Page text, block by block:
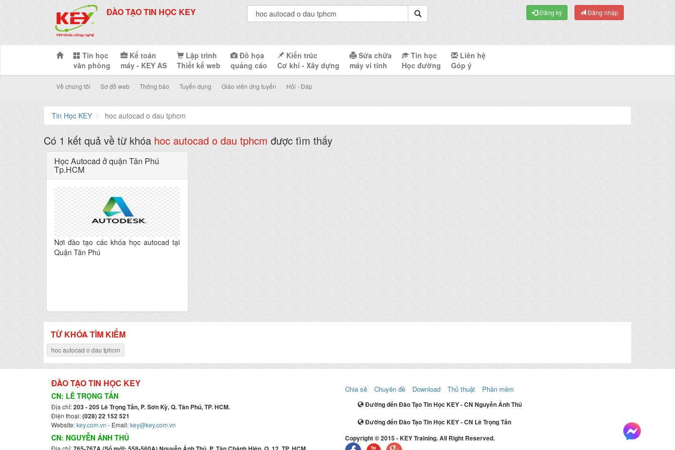
ĐÀO TẠO TIN HỌC KEY Đăng ký Đăng nhập
Tin học
văn phòng
Kế toán
máy - KEY AS
Lập trình
Thiết kế web
Đồ họa
quảng cáo
Kiến trúc
Cơ khí - Xây dựng
Sửa chữa
máy vi tính
Tin học
Học đường
Liên hệ
Góp ý
Về chúng tôi Sơ đồ web Thông báo Tuyển dụng Giáo viên ứng tuyển Hỏi - Đáp
Tin Học KEY hoc autocad o dau tphcm
Có 1 kết quả về từ khóa hoc autocad o dau tphcm được tìm thấy
Học Autocad ở quận Tân Phú
Tp.HCM
Nơi đào tạo các khóa học autocad tại
Quận Tân Phú
TỪ KHÓA TÌM KIẾM
hoc autocad o dau tphcm
ĐÀO TẠO TIN HỌC KEY
CN: LÊ TRỌNG TẤN
Địa chỉ:203 - 205 Lê Trọng Tấn, P. Sơn Kỳ, Q. Tân Phú, TP. HCM.
Điện thoại:(028) 22 152 521
Website:key.com.vn - Email:key@key.com.vn
CN: NGUYỄN ẢNH THỦ
Địa chỉ:
Chia sẻ Chuyên đề Download Thủ thuật Phần mềm
Đường đến Đào Tạo Tin Học KEY - CN Nguyễn Ảnh Thủ
Đường đến Đào Tạo Tin Học KEY - CN Lê Trọng Tấn
Copyright © 2015 - KEY Training. All Right Reserved.